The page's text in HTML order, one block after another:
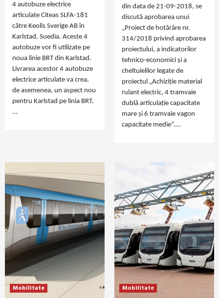
4 autobuze electrice
articulate Citeas SLFA-181
către Keolis Sverige AB în
Karlstad, Suedia. Aceste 4
autobuze vor fi utilizate pe
noua linie BRT din Karlstad.
Livrarea acestor 4 autobuze
electrice articulate va crea,
de asemenea, un aspect nou
pentru Karlstad pe linia BRT.
…
din data de 21-09-2018, se
discută aprobarea unui
„Proiect de hotărâre nr.
314/2018 privind aprobarea
proiectului, a indicatorilor
tehnico-economici şi a
cheltuielilor legate de
proiectul „Achiziție material
rulant electric, 4 tramvaie
dublă articulație capacitate
mare și 6 tramvaie vagon
capacitate medie”.…
Mobilitate Mobilitate